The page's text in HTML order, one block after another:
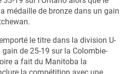
médaille de bronze dans un gain
le titre dans la division U-
de 25-19 sur la Colombie-
a fait du Manitoba la